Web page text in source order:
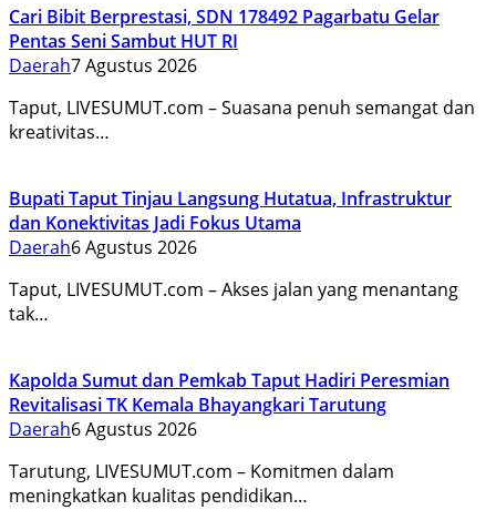
Cari Bibit Berprestasi, SDN 178492 Pagarbatu Gelar
Pentas Seni Sambut HUT RI
Daerah7 Agustus 2026
Taput, LIVESUMUT.com – Suasana penuh semangat dan
kreativitas…
Bupati Taput Tinjau Langsung Hutatua, Infrastruktur
dan Konektivitas Jadi Fokus Utama
Daerah6 Agustus 2026
Taput, LIVESUMUT.com – Akses jalan yang menantang
tak…
Kapolda Sumut dan Pemkab Taput Hadiri Peresmian
Revitalisasi TK Kemala Bhayangkari Tarutung
Daerah6 Agustus 2026
Tarutung, LIVESUMUT.com – Komitmen dalam
meningkatkan kualitas pendidikan…